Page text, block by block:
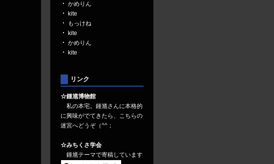
かめりん
kite
もっけね
kite
かめりん
kite
リンク
☆鍾馗博物館
私の本宅。鍾馗さんに本格的
に興味がでてきたら、こちらの
迷宮へどうぞ（^^；
☆みちくさ学会
鍾馗テーマで寄稿しています